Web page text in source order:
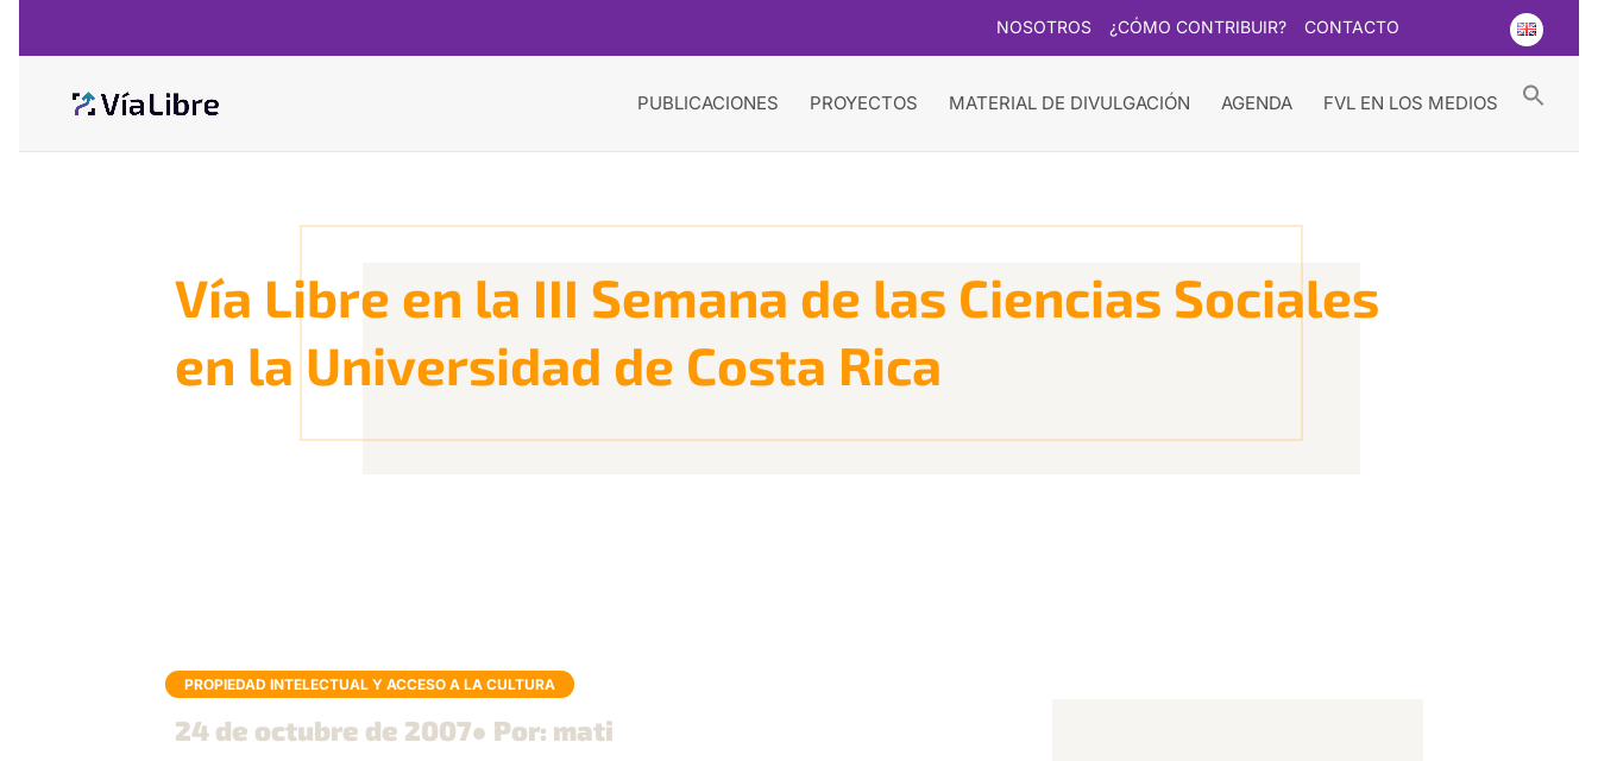
NOSOTROS ¿CÓMO CONTRIBUIR? CONTACTO
PUBLICACIONES PROYECTOS MATERIAL DE DIVULGACIÓN AGENDA FVL EN LOS MEDIOS
Vía Libre en la III Semana de las Ciencias Sociales
en la Universidad de Costa Rica
PROPIEDAD INTELECTUAL Y ACCESO A LA CULTURA
24 de octubre de 2007● Por: mati